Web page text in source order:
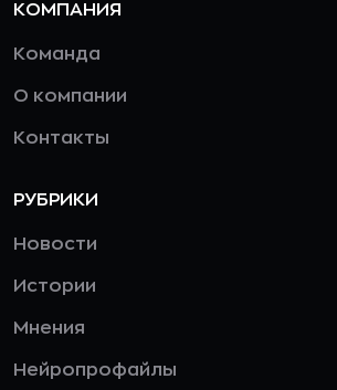
КОМПАНИЯ
Команда
О компании
Контакты
РУБРИКИ
Новости
Истории
Мнения
Нейропрофайлы